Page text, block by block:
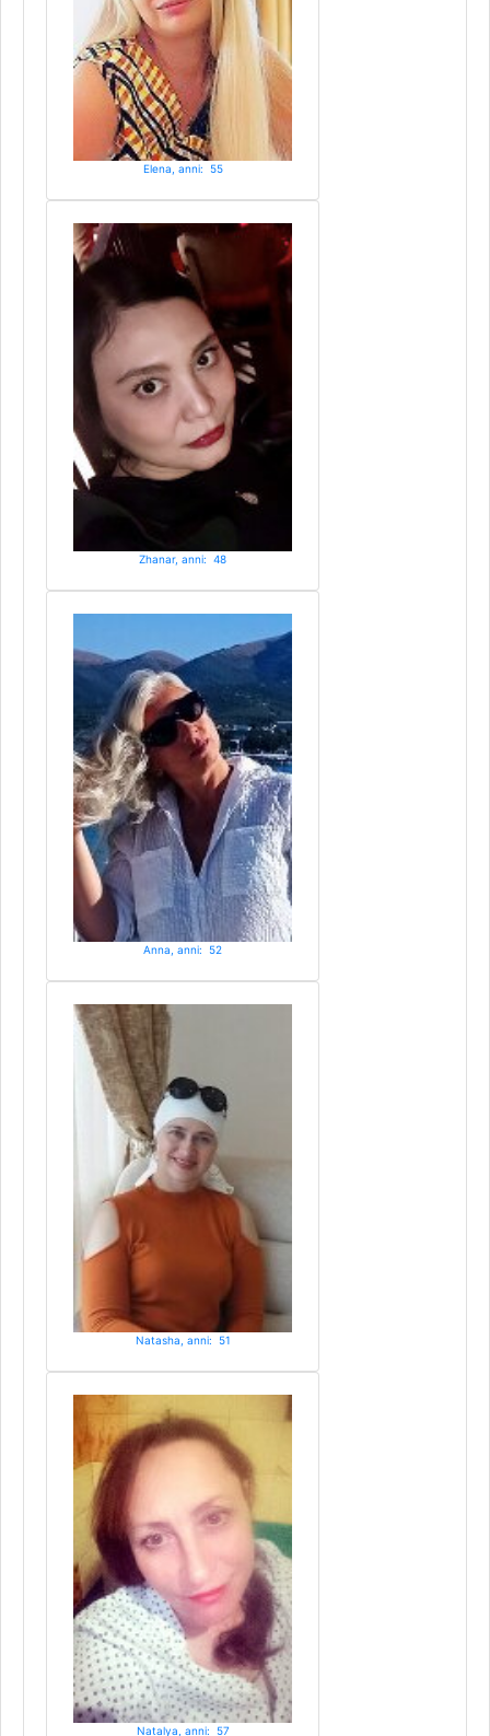
Elena, anni: 55
Zhanar, anni: 48
Anna, anni: 52
Natasha, anni: 51
Natalya, anni: 57